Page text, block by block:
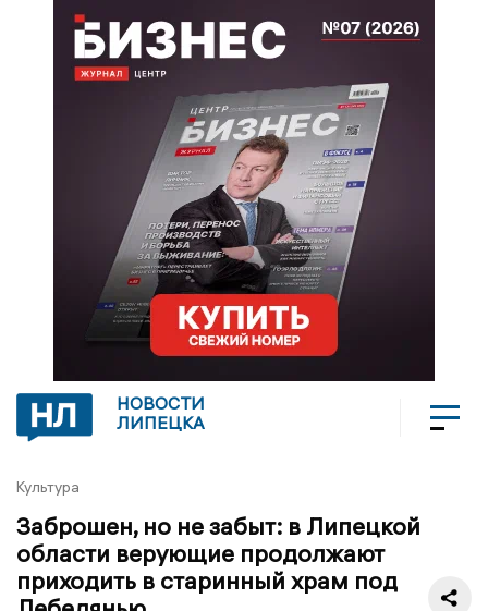
НОВОСТИ
ЛИПЕЦКА
Культура
Заброшен, но не забыт: в Липецкой
области верующие продолжают
приходить в старинный храм под